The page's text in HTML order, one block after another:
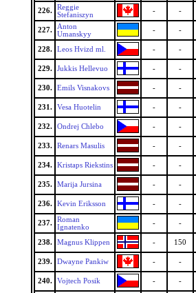
226.
Reggie
Stefaniszyn
- -
227.
Anton
Umanskyy
- -
228. Leos Hvizd ml. - -
229. Jukkis Hellevuo - -
230. Emils Visnakovs - -
231. Vesa Huotelin - -
232. Ondrej Chlebo - -
233. Renars Masulis - -
234. Kristaps Riekstins - -
235. Marija Jursina - -
236. Kevin Eriksson - -
237.
Roman
Ignatenko
- -
238. Magnus Klippen - 150
239. Dwayne Pankiw - -
240. Vojtech Posik - -